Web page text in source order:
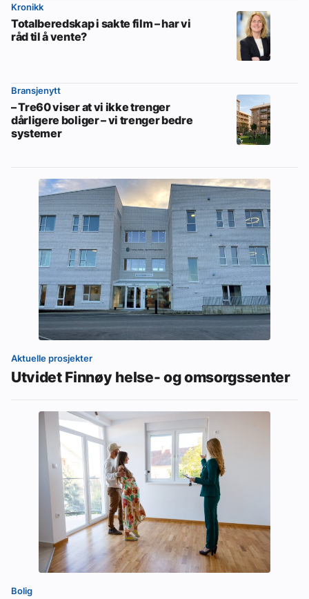
Kronikk
Totalberedskap i sakte film – har vi
råd til å vente?
Bransjenytt
– Tre60 viser at vi ikke trenger
dårligere boliger – vi trenger bedre
systemer
Aktuelle prosjekter
Utvidet Finnøy helse- og omsorgssenter
Bolig